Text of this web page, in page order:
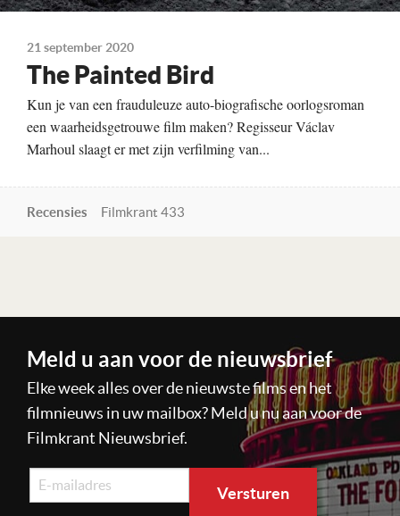
21 september 2020
The Painted Bird
Kun je van een frauduleuze auto-biografische oorlogsroman
een waarheidsgetrouwe film maken? Regisseur Václav
Marhoul slaagt er met zijn verfilming van...
Recensies Filmkrant 433
Meld u aan voor de nieuwsbrief
Elke week alles over de nieuwste films en het
filmnieuws in uw mailbox? Meld u nu aan voor de
Filmkrant Nieuwsbrief.